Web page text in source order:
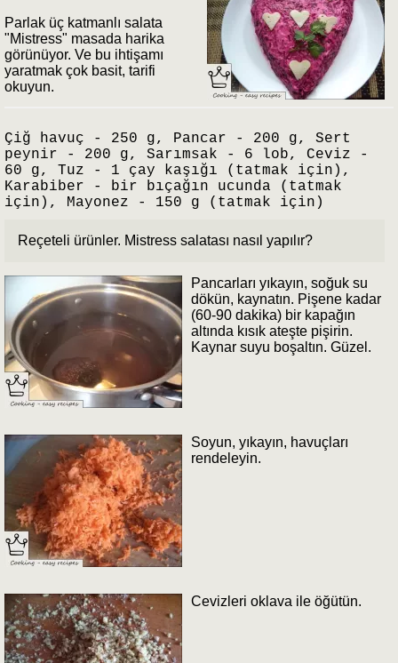
Parlak üç katmanlı salata
"Mistress" masada harika
görünüyor. Ve bu ihtişamı
yaratmak çok basit, tarifi
okuyun.
Çiğ havuç - 250 g, Pancar - 200 g, Sert
peynir - 200 g, Sarımsak - 6 lob, Ceviz -
60 g, Tuz - 1 çay kaşığı (tatmak için),
Karabiber - bir bıçağın ucunda (tatmak
için), Mayonez - 150 g (tatmak için)
Reçeteli ürünler. Mistress salatası nasıl yapılır?
Pancarları yıkayın, soğuk su
dökün, kaynatın. Pişene kadar
(60-90 dakika) bir kapağın
altında kısık ateşte pişirin.
Kaynar suyu boşaltın. Güzel.
Soyun, yıkayın, havuçları
rendeleyin.
Cevizleri oklava ile öğütün.